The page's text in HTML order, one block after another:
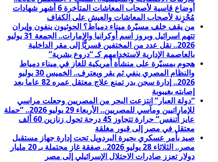
أوضاع قاسية لأصحاب المعاشات المتأخرة 6 أشهر شهادات
مُحْزِنة لأصحاب المعاشات والعيش على الكفاف
من يقف خلف مسيّرة ميناء دمياط؟ الحوثيون ينفون وإيران
تتهم اسرائيل وبروز اسم أوكرانيا والإمارات.. الجمعة 31 يوليو
2026.. نقل عدد من المختفين قسريًّا إلى مقر الداخلية
بالعاصمة الإدارية لاستخدامهم كـ “دروع بشرية”
هجوم بمسيّرة على منشأة أمريكية للغاز في ميناء دمياط
والنظام المصري ينفي ثم يقر ويعترف.. الخميس 30 يوليو
2026.. إدارة سجن بدر تمنع علاج معتقل عمره 82 عاما بعد
إصابته بغيبوبة
“دولة العبار” انتزعت البحر من المصريين وجعلت مراسي
للإماراتيين ومآسي للمصريين.. الأربعاء 29 يوليو 2026.. “حملة
عايز أتنفس” حرارة تتجاوز 45 درجة تحول زنازين 60 ألف
معتقل في مصر إلى قبور مغلقة
صيد بأمر عسكري بحيرة البردويل تحت إدارة جهاز مستقبل
مصر.. الثلاثاء 28 يوليو 2026.. صفقة غاز محتملة بـ 20 مليار
دولار تعزز صادرات الاحتلال الإسرائيلي إلى مصر